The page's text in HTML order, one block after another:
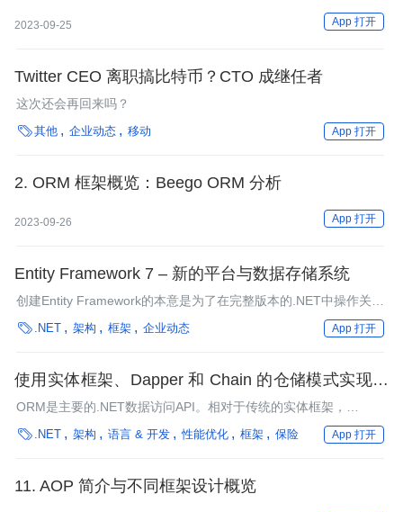
2023-09-25 App 打开
Twitter CEO 离职搞比特币？CTO 成继任者
这次还会再回来吗？
其他 企业动态 移动 App 打开
2. ORM 框架概览：Beego ORM 分析
2023-09-26 App 打开
Entity Framework 7 – 新的平台与数据存储系统
创建Entity Framework的本意是为了在完整版本的.NET中操作关系
型数据，而在EF 7中，以上两点假设都不再成立。
 .NET 架构 框架 企业动态 App 打开
使用实体框架、Dapper 和 Chain 的仓储模式实现策
略
ORM是主要的.NET数据访问API。相对于传统的实体框架，
Dapper这类微ORM和Chain这类Fluent ORM在性能、代码量及易
用性上各具权衡。本文是仓储模式构建系列文章中的第一篇，对比
根据实例给出了初步的性能测试结果。
 .NET 架构 语言 & 开发 性能优化 框架 保险 App 打开
11. AOP 简介与不同框架设计概览